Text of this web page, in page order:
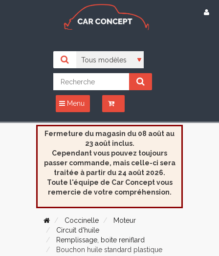
Menu
Fermeture du magasin du 08 août au
23 août inclus.
Cependant vous pouvez toujours
passer commande, mais celle-ci sera
traitée à partir du 24 août 2026.
Toute l'équipe de Car Concept vous
remercie de votre compréhension.
Coccinelle
Moteur
Circuit d'huile
Remplissage, boite reniflard
Bouchon huile standard plastique